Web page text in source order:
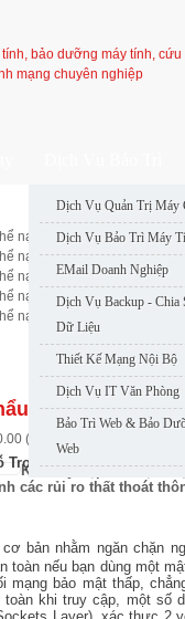
Dịch Vụ Quản Trị Máy
Dịch Vụ Bảo Trì Máy
EMail Doanh Nghiệp
Dịch Vụ Backup - Chia
Dữ Liệu
Thiết Kế Mạng Nội Bộ
Dịch Vụ IT Văn Phòng
Bảo Trì Web & Bảo
Web
nạp user với ID: 50
nạp user với ID: 49
nạp user với ID: 46
nạp user với ID: 48
nạp user với ID: 47
mạnh
(0 Votes)
Khi truy cập các dịch
các rủi ro thất thoát
cơ bản nhằm ngăn chặn
toàn nếu bạn dùng một
mạng bảo mật thấp,
khi truy cập, một số
Trợ Nhanh